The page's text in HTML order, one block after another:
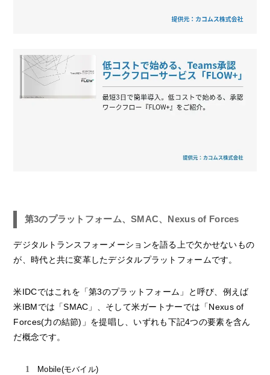
第3のプラットフォーム、SMAC、Nexus of Forces
デジタルトランスフォーメーションを語る上で欠かせないもの
が、時代と共に変革したデジタルプラットフォームです。
米IDCではこれを「第3のプラットフォーム」と呼び、例えば
米IBMでは「SMAC」、そして米ガートナーでは「Nexus of
Forces(力の結節)」を提唱し、いずれも下記4つの要素を含ん
だ概念です。
Mobile(モバイル)